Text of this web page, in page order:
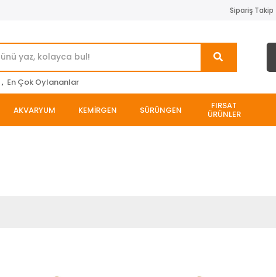
Sipariş Takip
, En Çok Oylananlar
AKVARYUM KEMİRGEN SÜRÜNGEN FIRSAT
ÜRÜNLER